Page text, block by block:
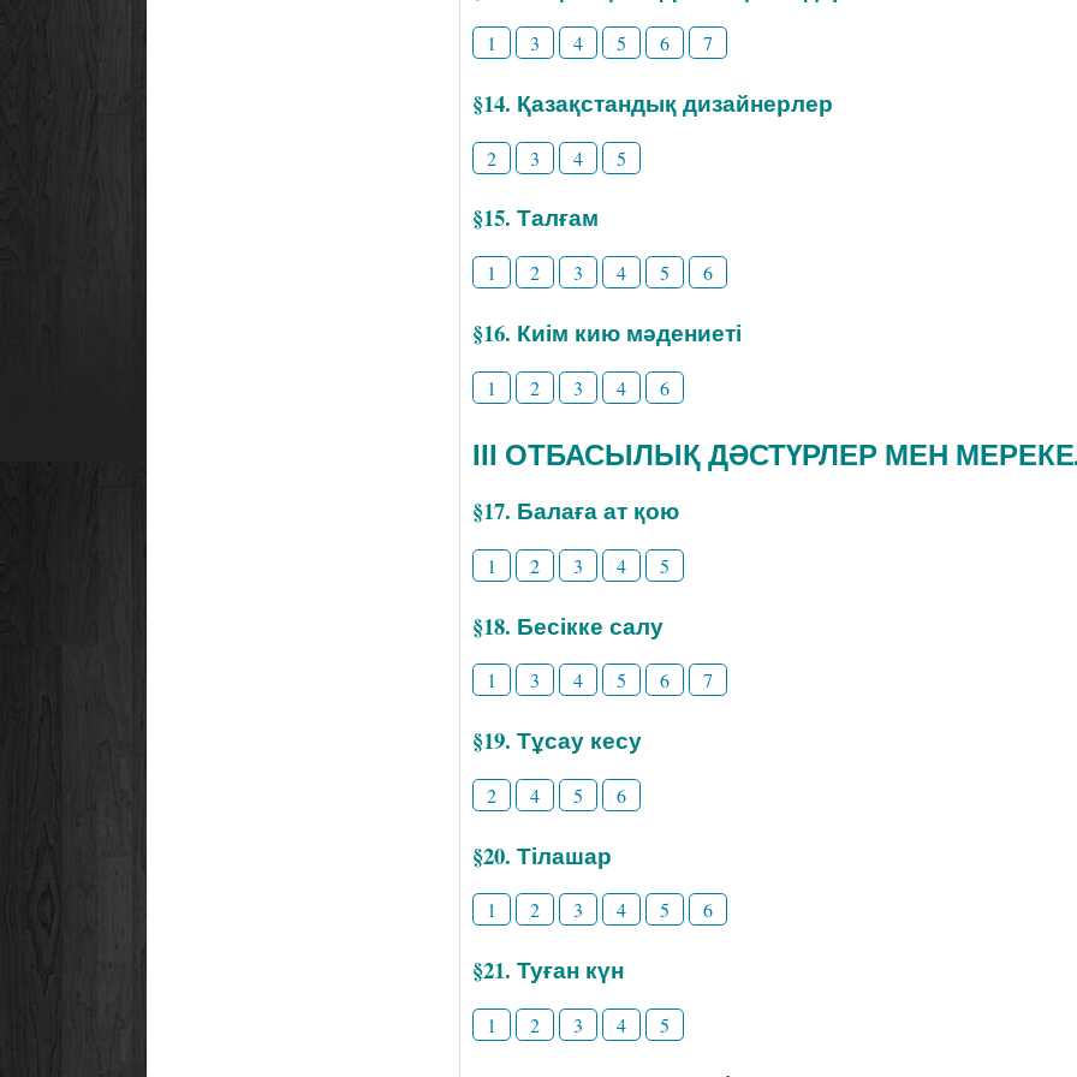
1 3 4 5 6 7
§14. Қазақстандық дизайнерлер
2 3 4 5
§15. Талғам
1 2 3 4 5 6
§16. Киім кию мәдениеті
1 2 3 4 6
ІІІ ОТБАСЫЛЫҚ ДӘСТҮРЛЕР МЕН
§17. Балаға ат қою
1 2 3 4 5
§18. Бесікке салу
1 3 4 5 6 7
§19. Тұсау кесу
2 4 5 6
§20. Тілашар
1 2 3 4 5 6
§21. Туған күн
1 2 3 4 5